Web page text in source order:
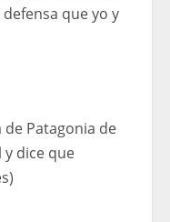
que yo y
Patagonia de
dice que